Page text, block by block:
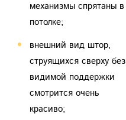
механизмы спрятаны в
потолке;
внешний вид штор,
струящихся сверху без
видимой поддержки
смотрится очень
красиво;